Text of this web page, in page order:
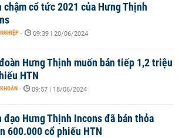
chậm cổ tức 2021 của Hưng Thịnh
- 09:39 | 20/06/2024
Hưng Thịnh muốn bán tiếp 1,2 triệu
HTN
- 09:57 | 18/06/2024
đạo Hưng Thịnh Incons đã bán thỏa
600.000 cổ phiếu HTN